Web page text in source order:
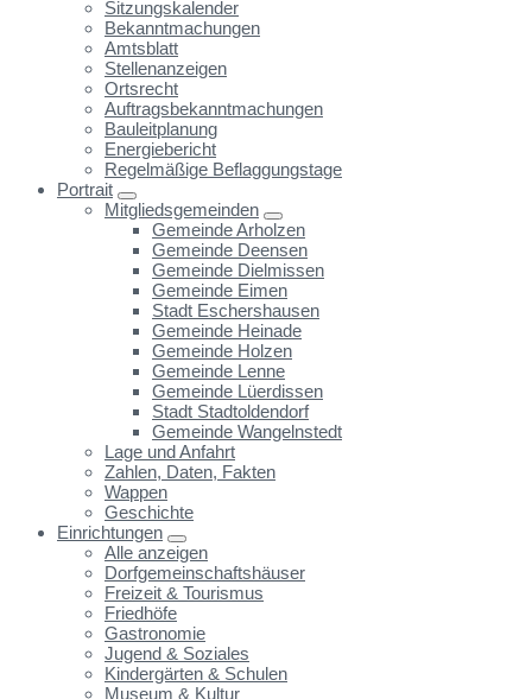
Sitzungskalender
Bekanntmachungen
Amtsblatt
Stellenanzeigen
Ortsrecht
Auftragsbekanntmachungen
Bauleitplanung
Energiebericht
Regelmäßige Beflaggungstage
Portrait
Mitgliedsgemeinden
Gemeinde Arholzen
Gemeinde Deensen
Gemeinde Dielmissen
Gemeinde Eimen
Stadt Eschershausen
Gemeinde Heinade
Gemeinde Holzen
Gemeinde Lenne
Gemeinde Lüerdissen
Stadt Stadtoldendorf
Gemeinde Wangelnstedt
Lage und Anfahrt
Zahlen, Daten, Fakten
Wappen
Geschichte
Einrichtungen
Alle anzeigen
Dorfgemeinschaftshäuser
Freizeit & Tourismus
Friedhöfe
Gastronomie
Jugend & Soziales
Kindergärten & Schulen
Museum & Kultur